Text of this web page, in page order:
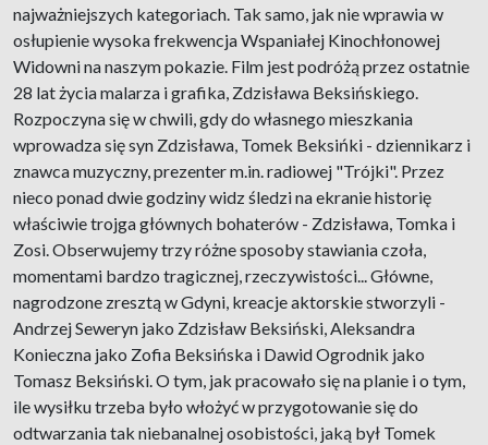
najważniejszych kategoriach. Tak samo, jak nie wprawia w
osłupienie wysoka frekwencja Wspaniałej Kinochłonowej
Widowni na naszym pokazie. Film jest podróżą przez ostatnie
28 lat życia malarza i grafika, Zdzisława Beksińskiego.
Rozpoczyna się w chwili, gdy do własnego mieszkania
wprowadza się syn Zdzisława, Tomek Beksińki - dziennikarz i
znawca muzyczny, prezenter m.in. radiowej "Trójki". Przez
nieco ponad dwie godziny widz śledzi na ekranie historię
właściwie trojga głównych bohaterów - Zdzisława, Tomka i
Zosi. Obserwujemy trzy różne sposoby stawiania czoła,
momentami bardzo tragicznej, rzeczywistości... Główne,
nagrodzone zresztą w Gdyni, kreacje aktorskie stworzyli -
Andrzej Seweryn jako Zdzisław Beksiński, Aleksandra
Konieczna jako Zofia Beksińska i Dawid Ogrodnik jako
Tomasz Beksiński. O tym, jak pracowało się na planie i o tym,
ile wysiłku trzeba było włożyć w przygotowanie się do
odtwarzania tak niebanalnej osobistości, jaką był Tomek